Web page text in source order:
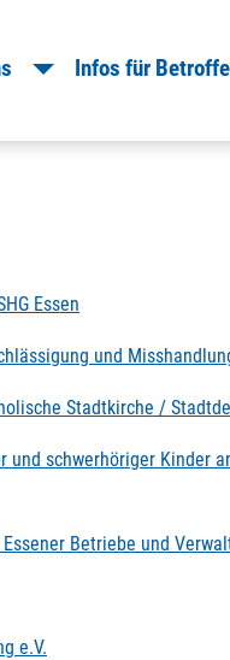
Toggle
Infos für
Essen
und
Stadtkirche /
und schwerhöriger Kinder
Betriebe und
e.V.